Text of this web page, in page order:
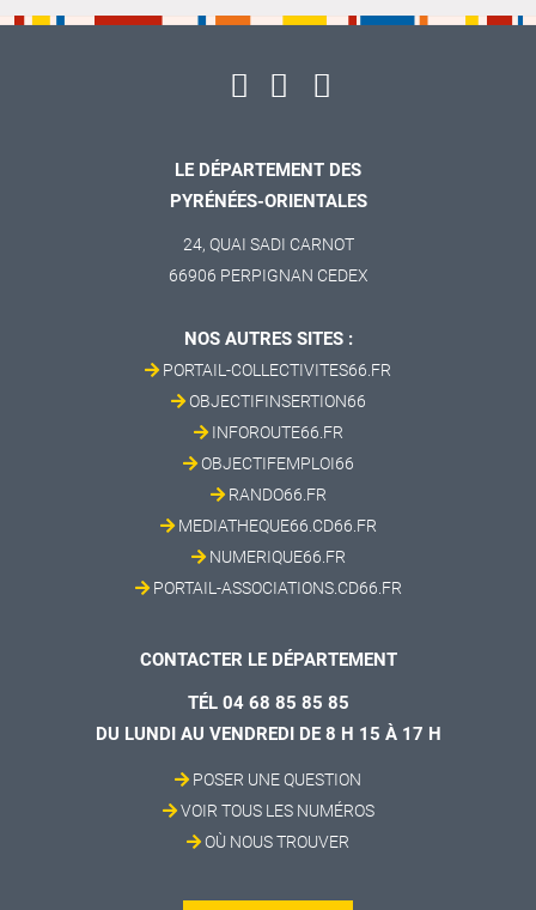
LE DÉPARTEMENT DES
PYRÉNÉES-ORIENTALES
24, QUAI SADI CARNOT
66906 PERPIGNAN CEDEX
NOS AUTRES SITES :
PORTAIL-COLLECTIVITES66.FR
OBJECTIFINSERTION66
INFOROUTE66.FR
OBJECTIFEMPLOI66
RANDO66.FR
MEDIATHEQUE66.CD66.FR
NUMERIQUE66.FR
PORTAIL-ASSOCIATIONS.CD66.FR
CONTACTER LE DÉPARTEMENT
TÉL 04 68 85 85 85
DU LUNDI AU VENDREDI DE 8 H 15 À 17 H
POSER UNE QUESTION
VOIR TOUS LES NUMÉROS
OÙ NOUS TROUVER